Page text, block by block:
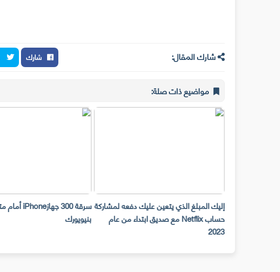
شارك المقال: شارك
مواضيع ذات صلة:
إليك المبلغ الذي يتعين عليك دفعه لمشاركة
حساب Netflix مع صديق ابتداء من عام
2023
بنيويورك